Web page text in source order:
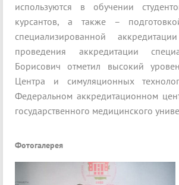
используются в обучении
курсантов, а также –
специализированной
проведения аккредитации
Борисович отметил высокий
Центра и симуляционных
Федеральном аккредитационном
государственного медицинского
Фотогалерея